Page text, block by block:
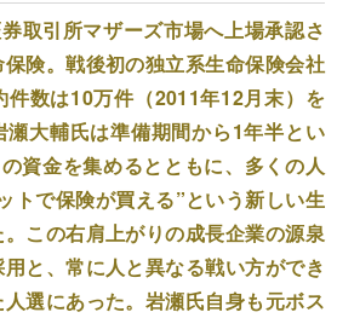
取引所マザーズ市場へ上場承認さ
険。戦後初の独立系生命保険会社
件数は10万件（2011年12月末）を
瀬大輔氏は準備期間から1年半とい
資金を集めるとともに、多くの人
トで保険が買える”という新しい生
この右肩上がりの成長企業の源泉
と、常に人と異なる戦い方ができ
選にあった。岩瀬氏自身も元ボス